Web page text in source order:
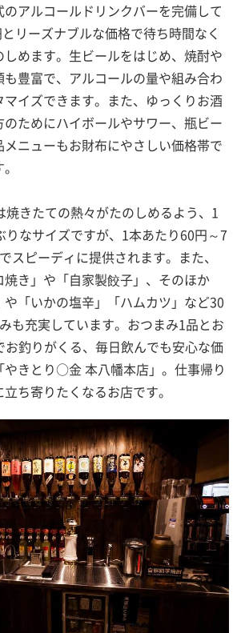
のアルコールドリンクバーを完備して
リーズナブルな価格で待ち時間なく
しめます。生ビールをはじめ、焼酎や
も豊富で、アルコールの量や組み合わ
マイズできます。また、ゆっくりお酒
のためにハイボールやサワー、瓶ビー
メニューもお財布にやさしい価格帯で
焼きたての熱々がたのしめるよう、1
りなサイズですが、1本あたり60円～7
スピーディに提供されます。また、
焼き」や「自家製餃子」、そのほか
や「いかの塩辛」「ハムカツ」など30
も充実しています。おつまみ1品とお
お釣りがくる、毎日飲んでも安心な価
やきとり○金 本八幡本店」。仕事帰り
ち寄りたくなるお店です。